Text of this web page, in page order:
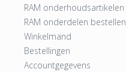
RAM onderhoudsartikelen
RAM onderdelen bestellen
Winkelmand
Bestellingen
Accountgegevens